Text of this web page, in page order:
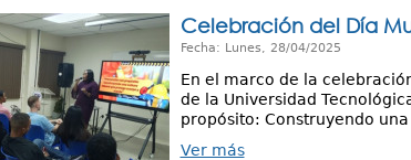
Celebración del Día
Fecha: Lunes, 28/04/2025
En el marco de la
de la Universidad
propósito: Construyendo
Ver más